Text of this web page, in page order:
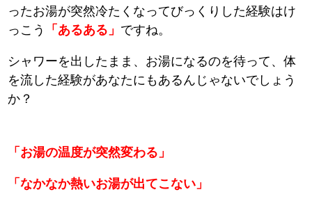
ったお湯が突然冷たくなってびっくりした経験はけ
っこう
「あるある」 ですね。
シャワーを出したまま、お湯になるのを待って、体
を流した経験があなたにもあるんじゃないでしょう
か？
「お湯の温度が突然変わる」
「なかなか熱いお湯が出てこない」